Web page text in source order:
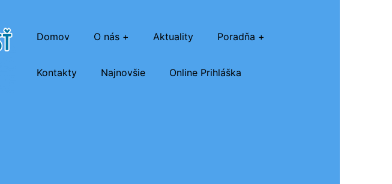
Domov O nás Aktuality Poradňa
Kontakty Najnovšie Online Prihláška